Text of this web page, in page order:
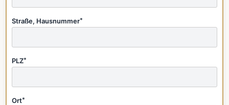
Straße, Hausnummer*
PLZ*
Ort*